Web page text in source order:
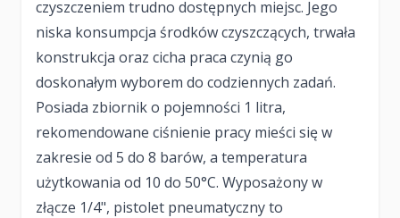
czyszczeniem trudno dostępnych miejsc. Jego
niska konsumpcja środków czyszczących, trwała
konstrukcja oraz cicha praca czynią go
doskonałym wyborem do codziennych zadań.
Posiada zbiornik o pojemności 1 litra,
rekomendowane ciśnienie pracy mieści się w
zakresie od 5 do 8 barów, a temperatura
użytkowania od 10 do 50°C. Wyposażony w
złącze 1/4", pistolet pneumatyczny to